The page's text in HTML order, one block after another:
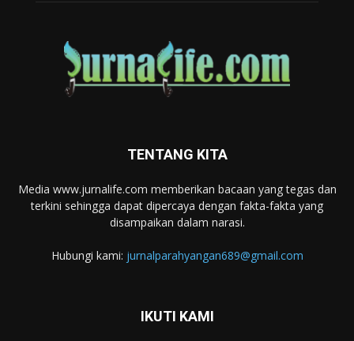
TENTANG KITA
Media www.jurnalife.com memberikan bacaan yang tegas dan
terkini sehingga dapat dipercaya dengan fakta-fakta yang
disampaikan dalam narasi.
Hubungi kami: jurnalparahyangan689@gmail.com
IKUTI KAMI